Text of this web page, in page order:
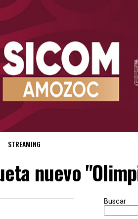
STREAMING
nuevo
Buscar